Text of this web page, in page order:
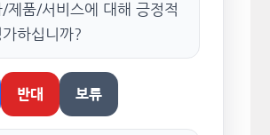
/제품/서비스에 대해 긍정적
하십니까?
반대 보류